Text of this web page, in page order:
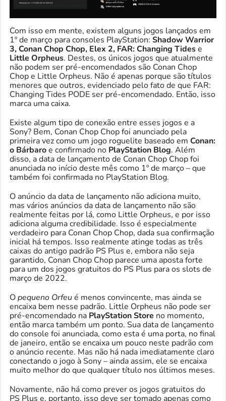
Com isso em mente, existem alguns jogos lançados em
1º de março para consoles PlayStation: Shadow Warrior
3, Conan Chop Chop, Elex 2, FAR: Changing Tidese
Little Orpheus. Destes, os únicos jogos que atualmente
não podem ser pré-encomendados são Conan Chop
Chop e Little Orpheus. Não é apenas porque são títulos
menores que outros, evidenciado pelo fato de que FAR:
Changing Tides PODE ser pré-encomendado. Então, isso
marca uma caixa.
Existe algum tipo de conexão entre esses jogos e a
Sony? Bem, Conan Chop Chop foi anunciado pela
primeira vez como um jogo roguelite baseado em Conan:
o Bárbaroe confirmado no PlayStation Blog. Além
disso, a data de lançamento de Conan Chop Chop foi
anunciada no início deste mês como 1º de março – que
também foi confirmada no PlayStation Blog.
O anúncio da data de lançamento não adiciona muito,
mas vários anúncios da data de lançamento não são
realmente feitas por lá, como Little Orpheus, e por isso
adiciona alguma credibilidade. Isso é especialmente
verdadeiro para Conan Chop Chop, dada sua confirmação
inicial há tempos. Isso realmente atinge todas as três
caixas do antigo padrão PS Plus e, embora não seja
garantido, Conan Chop Chop parece uma aposta forte
para um dos jogos gratuitos do PS Plus para os slots de
março de 2022.
Opequeno Orfeué menos convincente, mas ainda se
encaixa bem nesse padrão. Little Orpheus não pode ser
pré-encomendado na PlayStation Store no momento,
então marca também um ponto. Sua data de lançamento
do console foi anunciada, como esta é uma porta, no final
de janeiro, então se encaixa um pouco neste padrão com
o anúncio recente. Mas não há nada imediatamente claro
conectando o jogo à Sony – ainda assim, ele se encaixa
muito melhor do que qualquer título nos últimos meses.
Novamente, não há como prever os jogos gratuitos do
PS Plus e, portanto, isso deve ser tomado apenas como